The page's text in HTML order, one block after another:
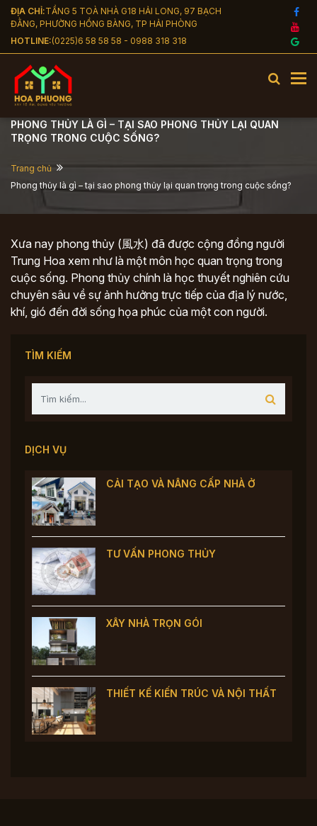
Nhảy đến nội dung
ĐỊA CHỈ:TẦNG 5 TOÀ NHÀ G18 HẢI LONG, 97 BẠCH
ĐẰNG, PHƯỜNG HỒNG BÀNG, TP HẢI PHÒNG
HOTLINE:(0225)6 58 58 58 - 0988 318 318
PHONG THỦY LÀ GÌ – TẠI SAO PHONG THỦY LẠI QUAN
TRỌNG TRONG CUỘC SỐNG?
Trang chủ
Phong thủy là gì – tại sao phong thủy lại quan trọng trong cuộc sống?
Xưa nay phong thủy (風水) đã được cộng đồng người
Trung Hoa xem như là một môn học quan trọng trong
cuộc sống. Phong thủy chính là học thuyết nghiên cứu
chuyên sâu về sự ảnh hưởng trực tiếp của địa lý nước,
khí, gió đến đời sống họa phúc của một con người.
TÌM KIẾM
DỊCH VỤ
CẢI TẠO VÀ NÂNG CẤP NHÀ Ở
TƯ VẤN PHONG THỦY
XÂY NHÀ TRỌN GÓI
THIẾT KẾ KIẾN TRÚC VÀ NỘI THẤT